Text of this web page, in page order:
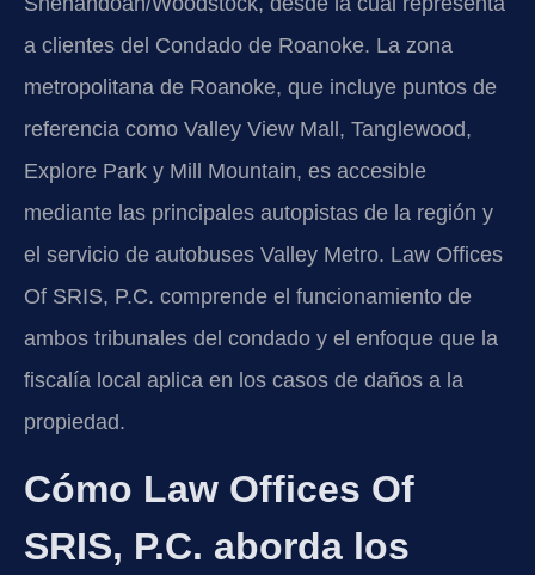
a clientes del Condado de Roanoke. La zona
metropolitana de Roanoke, que incluye puntos de
referencia como Valley View Mall, Tanglewood,
Explore Park y Mill Mountain, es accesible
mediante las principales autopistas de la región y
el servicio de autobuses Valley Metro. Law Offices
Of SRIS, P.C. comprende el funcionamiento de
ambos tribunales del condado y el enfoque que la
fiscalía local aplica en los casos de daños a la
propiedad.
Cómo Law Offices Of
SRIS, P.C. aborda los